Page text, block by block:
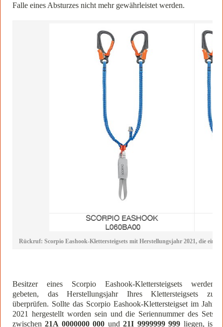
Falle eines Absturzes nicht mehr gewährleistet werden.
Rückruf: Scorpio Eashook-Klettersteigsets mit Herstellungsjahr 2021, die
Besitzer eines Scorpio Eashook-Klettersteigsets werden
gebeten, das Herstellungsjahr Ihres Klettersteigsets zu
überprüfen. Sollte das Scorpio Eashook-Klettersteigset im Jahr
2021 hergestellt worden sein und die Seriennummer des Sets
zwischen 21A 0000000 000 und21I 9999999 999 liegen, ist